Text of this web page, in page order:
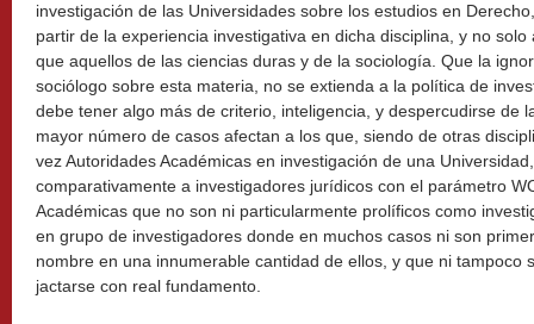
investigación de las Universidades sobre los estudios en
partir de la experiencia investigativa en dicha disciplina, y no
que aquellos de las ciencias duras y de la sociología. Que la
sociólogo sobre esta materia, no se extienda a la política de
debe tener algo más de criterio, inteligencia, y despercudirse de
mayor número de casos afectan a los que, siendo de otras
vez Autoridades Académicas en investigación de una
comparativamente a investigadores jurídicos con el parámetro
Académicas que no son ni particularmente prolíficos como
en grupo de investigadores donde en muchos casos ni son
nombre en una innumerable cantidad de ellos, y que ni tampoco
jactarse con real fundamento.